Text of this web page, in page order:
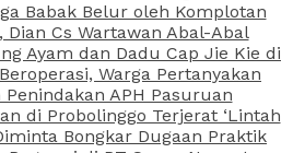
Babak Belur oleh Komplotan
Dian Cs Wartawan Abal-Abal
Ayam dan Dadu Cap Jie Kie di
Warga Pertanyakan
Penindakan APH Pasuruan
di Probolinggo Terjerat ‘Lintah
Bongkar Dugaan Praktik